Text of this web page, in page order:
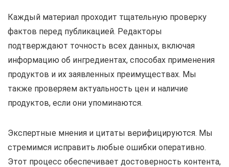
Каждый материал проходит тщательную проверку
фактов перед публикацией. Редакторы
подтверждают точность всех данных, включая
информацию об ингредиентах, способах применения
продуктов и их заявленных преимуществах. Мы
также проверяем актуальность цен и наличие
продуктов, если они упоминаются.
Экспертные мнения и цитаты верифицируются. Мы
стремимся исправить любые ошибки оперативно.
Этот процесс обеспечивает достоверность контента,